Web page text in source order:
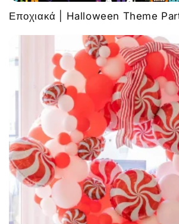
Εποχιακά | Halloween Theme